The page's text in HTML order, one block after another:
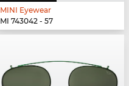
MINI Eyewear
MI 743042 - 57